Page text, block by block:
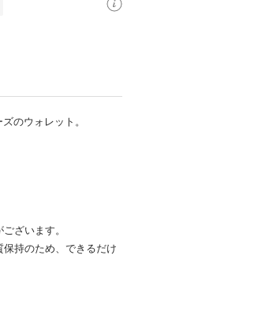
のウォレット。
ざいます。
持のため、できるだけ